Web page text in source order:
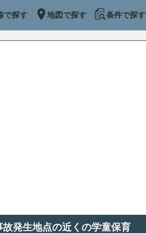
で探す 地図で探す 条件で探す
故発生地点の近くの学童保育